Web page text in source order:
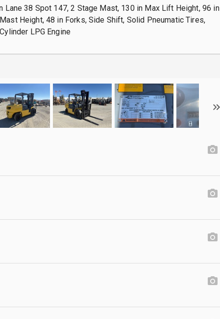
Lane 38 Spot 147, 2 Stage Mast, 130 in Max Lift Height, 96 in
Height, 48 in Forks, Side Shift, Solid Pneumatic Tires,
LPG Engine